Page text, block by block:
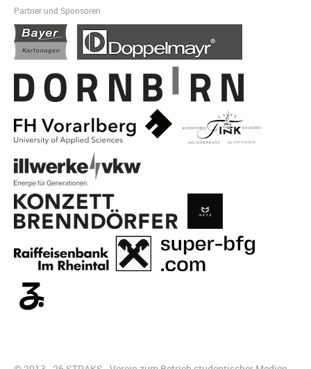
Partner und Sponsoren